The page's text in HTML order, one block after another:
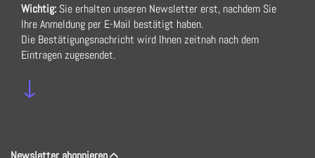
Wichtig: Sie erhalten unseren Newsletter erst, nachdem Sie
Ihre Anmeldung per E-Mail bestätigt haben.
Die Bestätigungsnachricht wird Ihnen zeitnah nach dem
Eintragen zugesendet.
↓